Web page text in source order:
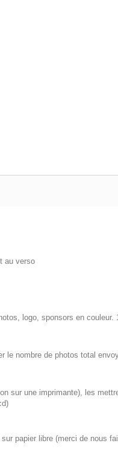
au verso
logo, sponsors en
le nombre de photos total
sur une imprimante), les
papier libre (merci de nous